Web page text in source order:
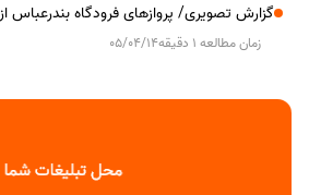
گزارش تصویری/ پروازهای فرودگاه بندرعباس
زمان مطالعه 1 دقیقه 05/04/14